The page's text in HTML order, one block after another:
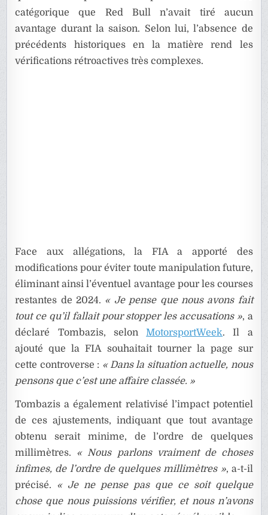
catégorique que Red Bull n’avait tiré aucun
avantage durant la saison. Selon lui, l’absence de
précédents historiques en la matière rend les
vérifications rétroactives très complexes.
Face aux allégations, la FIA a apporté des
modifications pour éviter toute manipulation future,
éliminant ainsi l’éventuel avantage pour les courses
restantes de 2024. « Je pense que nous avons fait
tout ce qu’il fallait pour stopper les accusations », a
déclaré Tombazis, selonMotorsportWeek. Il a
ajouté que la FIA souhaitait tourner la page sur
cette controverse : « Dans la situation actuelle, nous
pensons que c’est une affaire classée. »
Tombazis a également relativisé l’impact potentiel
de ces ajustements, indiquant que tout avantage
obtenu serait minime, de l’ordre de quelques
millimètres. « Nous parlons vraiment de choses
infimes, de l’ordre de quelques millimètres », a-t-il
précisé. « Je ne pense pas que ce soit quelque
chose que nous puissions vérifier, et nous n’avons